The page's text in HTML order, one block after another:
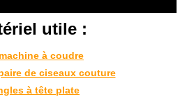
utile :
machine à coudre
de ciseaux couture
à tête plate